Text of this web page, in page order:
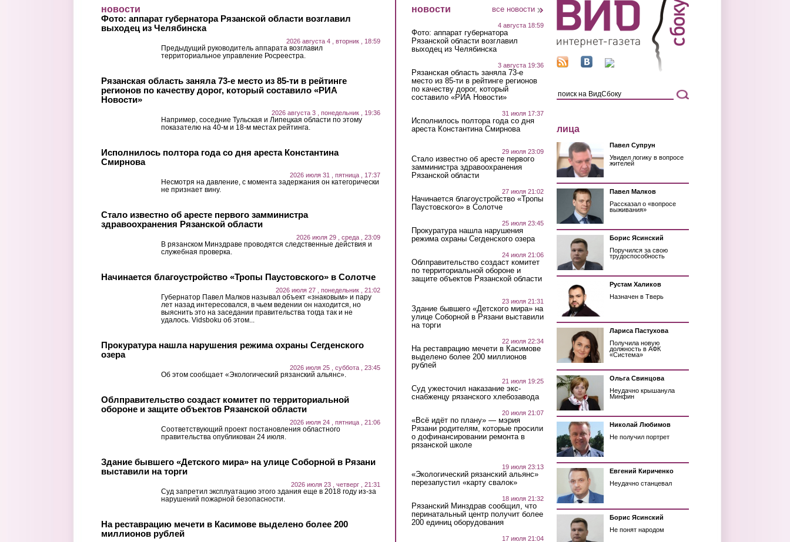
новости
Фото: аппарат губернатора Рязанской области возглавил
выходец из Челябинска
2026 августа 4 , вторник , 18:59
Предыдущий руководитель аппарата возглавил
территориальное управление Росреестра.
Рязанская область заняла 73-е место из 85-ти в рейтинге
регионов по качеству дорог, который составило «РИА
Новости»
2026 августа 3 , понедельник , 19:36
Например, соседние Тульская и Липецкая области по этому
показателю на 40-м и 18-м местах рейтинга.
Исполнилось полтора года со дня ареста Константина
Смирнова
2026 июля 31 , пятница , 17:37
Несмотря на давление, с момента задержания он категорически
не признает вину.
Стало известно об аресте первого замминистра
здравоохранения Рязанской области
2026 июля 29 , среда , 23:09
В рязанском Минздраве проводятся следственные действия и
служебная проверка.
Начинается благоустройство «Тропы Паустовского» в Солотче
2026 июля 27 , понедельник , 21:02
Губернатор Павел Малков называл объект «знаковым» и пару
лет назад интересовался, в чьем ведении он находится, но
выяснить это на заседании правительства тогда так и не
удалось. Vidsboku об этом...
Прокуратура нашла нарушения режима охраны Сегденского
озера
2026 июля 25 , суббота , 23:45
Об этом сообщает «Экологический рязанский альянс».
Облправительство создаст комитет по территориальной
обороне и защите объектов Рязанской области
2026 июля 24 , пятница , 21:06
Соответствующий проект постановления областного
правительства опубликован 24 июля.
Здание бывшего «Детского мира» на улице Соборной в Рязани
выставили на торги
2026 июля 23 , четверг , 21:31
Суд запретил эксплуатацию этого здания еще в 2018 году из-за
нарушений пожарной безопасности.
На реставрацию мечети в Касимове выделено более 200
миллионов рублей
новости все новости
4 августа 18:59
Фото: аппарат губернатора
Рязанской области возглавил
выходец из Челябинска
3 августа 19:36
Рязанская область заняла 73-е
место из 85-ти в рейтинге регионов
по качеству дорог, который
составило «РИА Новости»
31 июля 17:37
Исполнилось полтора года со дня
ареста Константина Смирнова
29 июля 23:09
Стало известно об аресте первого
замминистра здравоохранения
Рязанской области
27 июля 21:02
Начинается благоустройство «Тропы
Паустовского» в Солотче
25 июля 23:45
Прокуратура нашла нарушения
режима охраны Сегденского озера
24 июля 21:06
Облправительство создаст комитет
по территориальной обороне и
защите объектов Рязанской области
23 июля 21:31
Здание бывшего «Детского мира» на
улице Соборной в Рязани выставили
на торги
22 июля 22:34
На реставрацию мечети в Касимове
выделено более 200 миллионов
рублей
21 июля 19:25
Суд ужесточил наказание экс-
снабженцу рязанского хлебозавода
20 июля 21:07
«Всё идёт по плану» — мэрия
Рязани родителям, которые просили
о дофинансировании ремонта в
рязанской школе
19 июля 23:13
«Экологический рязанский альянс»
перезапустил «карту свалок»
18 июля 21:32
Рязанский Минздрав сообщил, что
перинатальный центр получит более
200 единиц оборудования
17 июля 21:04
лица
Павел Супрун
Увидел логику в вопросе
жителей
Павел Малков
Рассказал о «вопросе
выживания»
Борис Ясинский
Поручился за свою
трудоспособность
Рустам Халиков
Назначен в Тверь
Лариса Пастухова
Получила новую
должность в АФК
«Система»
Ольга Свинцова
Неудачно крышанула
Минфин
Николай Любимов
Не получил портрет
Евгений Кириченко
Неудачно станцевал
Борис Ясинский
Не понят народом